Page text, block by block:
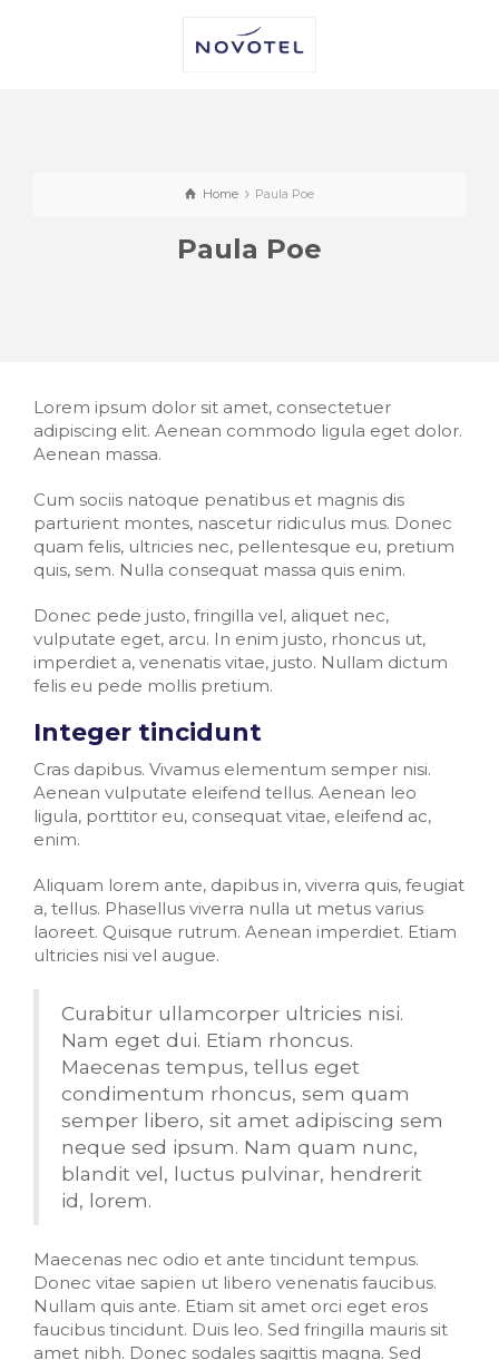
Home Paula Poe
Paula Poe
Lorem ipsum dolor sit amet, consectetuer
adipiscing elit. Aenean commodo ligula eget dolor.
Aenean massa.
Cum sociis natoque penatibus et magnis dis
parturient montes, nascetur ridiculus mus. Donec
quam felis, ultricies nec, pellentesque eu, pretium
quis, sem. Nulla consequat massa quis enim.
Donec pede justo, fringilla vel, aliquet nec,
vulputate eget, arcu. In enim justo, rhoncus ut,
imperdiet a, venenatis vitae, justo. Nullam dictum
felis eu pede mollis pretium.
Integer tincidunt
Cras dapibus. Vivamus elementum semper nisi.
Aenean vulputate eleifend tellus. Aenean leo
ligula, porttitor eu, consequat vitae, eleifend ac,
enim.
Aliquam lorem ante, dapibus in, viverra quis, feugiat
a, tellus. Phasellus viverra nulla ut metus varius
laoreet. Quisque rutrum. Aenean imperdiet. Etiam
ultricies nisi vel augue.
Curabitur ullamcorper ultricies nisi.
Nam eget dui. Etiam rhoncus.
Maecenas tempus, tellus eget
condimentum rhoncus, sem quam
semper libero, sit amet adipiscing sem
neque sed ipsum. Nam quam nunc,
blandit vel, luctus pulvinar, hendrerit
id, lorem.
Maecenas nec odio et ante tincidunt tempus.
Donec vitae sapien ut libero venenatis faucibus.
Nullam quis ante. Etiam sit amet orci eget eros
faucibus tincidunt. Duis leo. Sed fringilla mauris sit
amet nibh. Donec sodales sagittis magna. Sed